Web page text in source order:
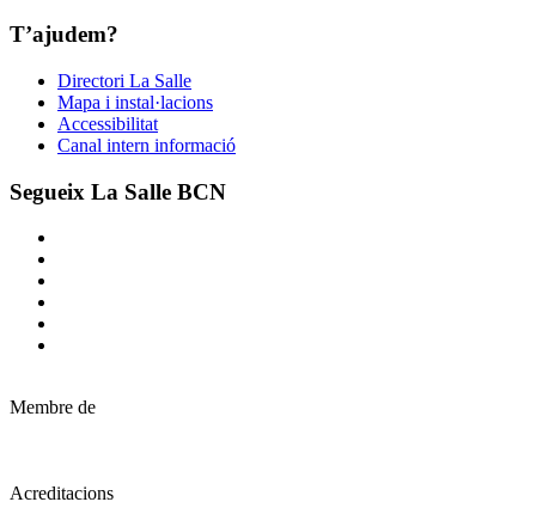
T’ajudem?
Directori La Salle
Mapa i instal·lacions
Accessibilitat
Canal intern informació
Segueix La Salle BCN
Membre de
Acreditacions